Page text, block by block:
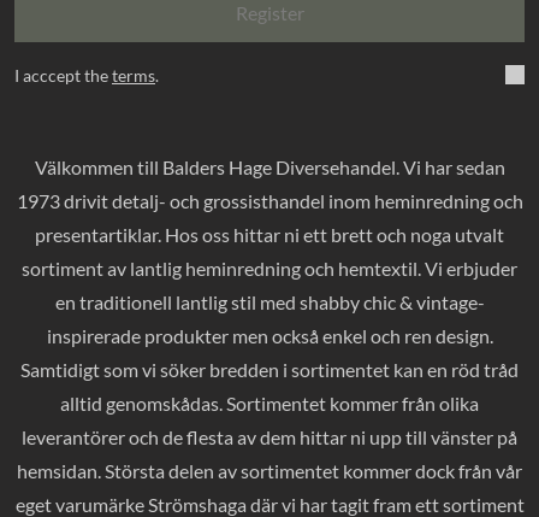
Register
I acccept theterms.
Välkommen till Balders Hage Diversehandel. Vi har sedan
1973 drivit detalj- och grossisthandel inom heminredning och
presentartiklar. Hos oss hittar ni ett brett och noga utvalt
sortiment av lantlig heminredning och hemtextil. Vi erbjuder
en traditionell lantlig stil med shabby chic & vintage-
inspirerade produkter men också enkel och ren design.
Samtidigt som vi söker bredden i sortimentet kan en röd tråd
alltid genomskådas. Sortimentet kommer från olika
leverantörer och de flesta av dem hittar ni upp till vänster på
hemsidan. Största delen av sortimentet kommer dock från vår
eget varumärke Strömshaga där vi har tagit fram ett sortiment